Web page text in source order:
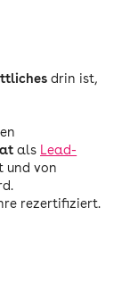
drin ist,
als Lead-
und von
rezertifiziert.